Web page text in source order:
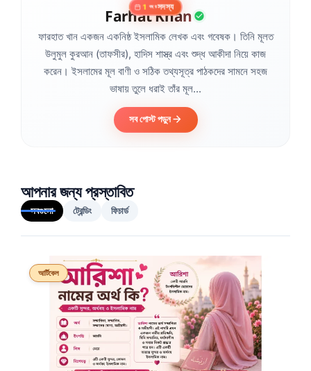
1 বছরসদস্য
Farhat Khan
ফারহাত খান একজন একনিষ্ঠ ইসলামিক লেখক এবং গবেষক। তিনি মূলত
উলুমুল কুরআন (তাফসীর), হাদিস শাস্ত্র এবং শুদ্ধ আকীদা নিয়ে কাজ
করেন। ইসলামের মূল বাণী ও সঠিক তথ্যসূত্র পাঠকদের সামনে সহজ
ভাষায় তুলে ধরাই তাঁর মূল...
সব পোস্ট পড়ুন
আপনার জন্য প্রস্তাবিত
সবগুলো ট্রেন্ডিং ফিচার্ড
আর্টিকেল